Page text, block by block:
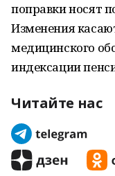
поправки носят
Изменения
медицинского
индексации
Читайте нас